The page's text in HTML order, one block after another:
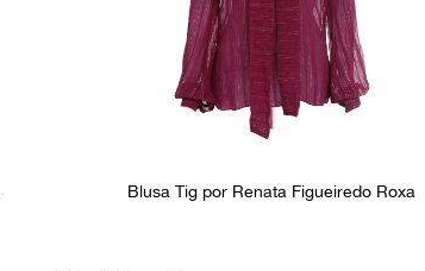
Blusa Tig por Renata Figueiredo Roxa